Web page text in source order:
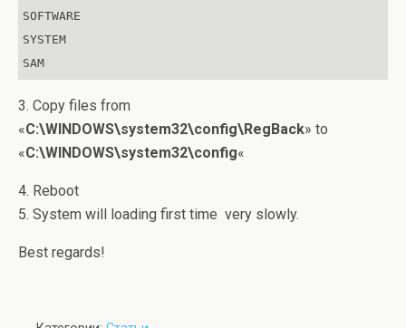
SOFTWARE
SYSTEM
SAM
3. Copy files from
«C:\WINDOWS\system32\config\RegBack» to
«C:\WINDOWS\system32\config«
4. Reboot
5. System will loading first time very slowly.
Best regards!